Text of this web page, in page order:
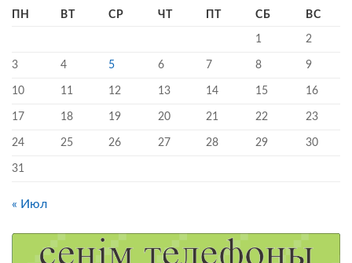
ПН ВТ СР ЧТ ПТ СБ ВС
1 2
3 4 5 6 7 8 9
10 11 12 13 14 15 16
17 18 19 20 21 22 23
24 25 26 27 28 29 30
31
« Июл